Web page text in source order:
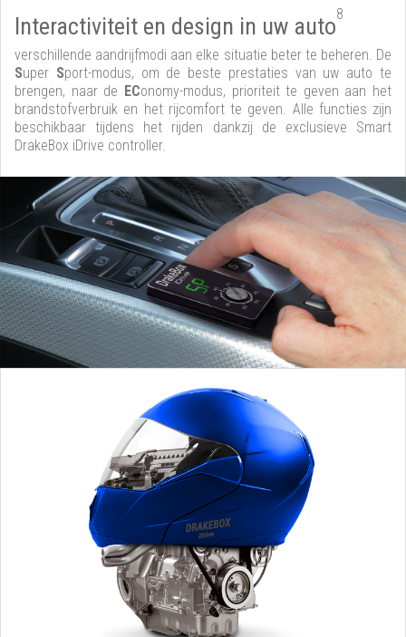
Interactiviteit en design in uw auto8
verschillende aandrijfmodi aan elke situatie beter te beheren. De
Super Sport-modus, om de beste prestaties van uw auto te
brengen, naar de EConomy-modus, prioriteit te geven aan het
brandstofverbruik en het rijcomfort te geven. Alle functies zijn
beschikbaar tijdens het rijden dankzij de exclusieve Smart
DrakeBox iDrive controller.